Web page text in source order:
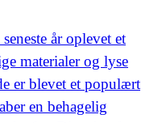
år oplevet et
materialer og lyse
er blevet et populært
en behagelig